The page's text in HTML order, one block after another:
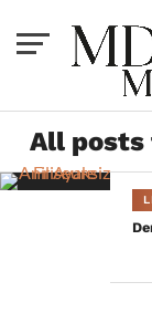
All posts